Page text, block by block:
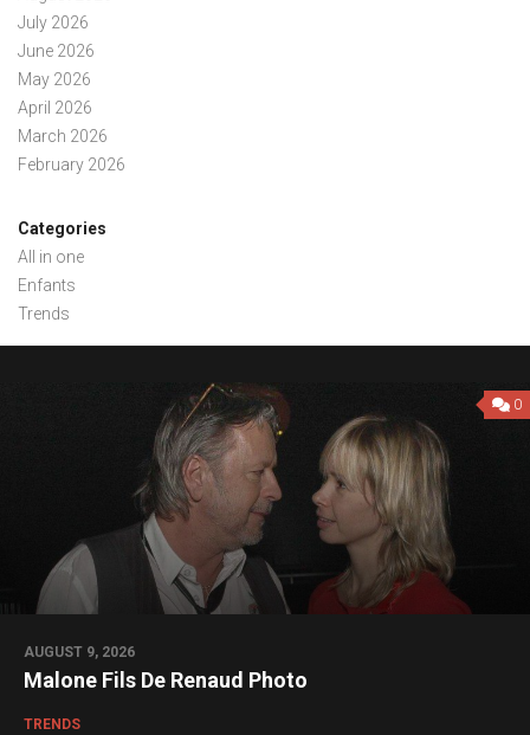
July 2026
June 2026
May 2026
April 2026
March 2026
February 2026
Categories
All in one
Enfants
Trends
0
AUGUST 9, 2026
Malone Fils De Renaud Photo
TRENDS